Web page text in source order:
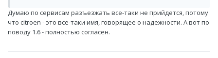
Думаю по сервисам разъезжать все-таки не прийдется, потому
что citroen - это все-таки имя, говорящее о надежности. А вот по
поводу 1.6 - полностью согласен.